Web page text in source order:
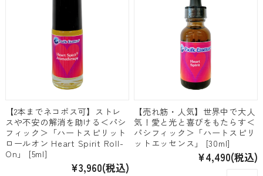
【2本までネコポス可】ストレ
スや不安の解消を助ける＜パシ
フィック＞「ハートスピリット
ロールオン Heart Spirit Roll-
On」 [5ml]
¥3,960(税込)
【売れ筋・人気】世界中で大人
気！愛と光と喜びをもたらす＜
パシフィック＞「ハートスピリ
ットエッセンス」 [30ml]
¥4,490(税込)